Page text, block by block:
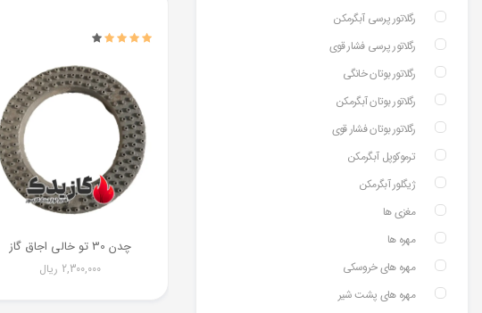
رگلاتور پرسی آبگرمکن
رگلاتور پرسی فشار قوی
رگلاتور بوتان خانگی
رگلاتور بوتان آبگرمکن
رگلاتور بوتان فشار قوی
ترموکوپل آبگرمکن
ژیگلور آبگرمکن
مغزی ها
مهره ها
مهره های خروسکی
مهره های پشت شیر
چدن 30 تو خالی اجاق گاز
2,300,000 ریال